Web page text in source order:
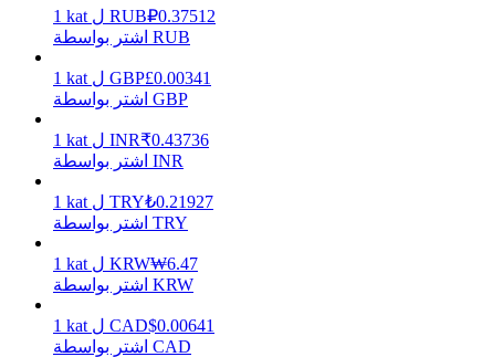
تعلم كيفية البقاء مربحة
يكسب
1 kat ل RUB₽0.37512
اشتر بواسطة RUB
1 kat ل GBP£0.00341
اشتر بواسطة GBP
1 kat ل INR₹0.43736
اشتر بواسطة INR
1 kat ل TRY₺0.21927
اشتر بواسطة TRY
1 kat ل KRW₩6.47
اشتر بواسطة KRW
1 kat ل CAD$0.00641
اشتر بواسطة CAD